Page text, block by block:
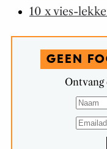
10 x vies-
GEEN